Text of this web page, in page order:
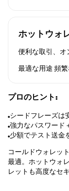
ホットウォ
便利な取引、オ
最適な用途 頻
プロのヒント:
シードフレーズは
強力なパスワード
少額でテスト送金
コールドウォレッ
最適。ホットウォ
レットも高度なセ